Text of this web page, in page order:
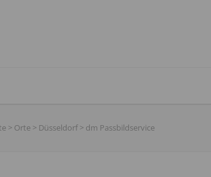
> Orte > Düsseldorf> dm Passbildservice